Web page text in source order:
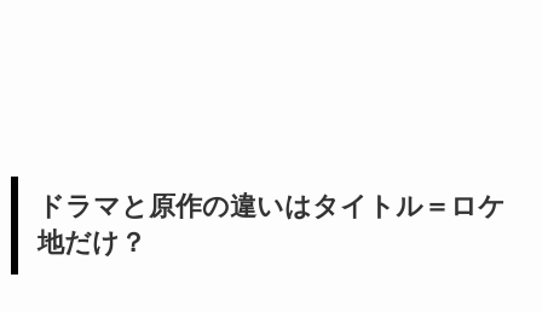
ドラマと原作の違いはタイトル＝ロケ
地だけ？